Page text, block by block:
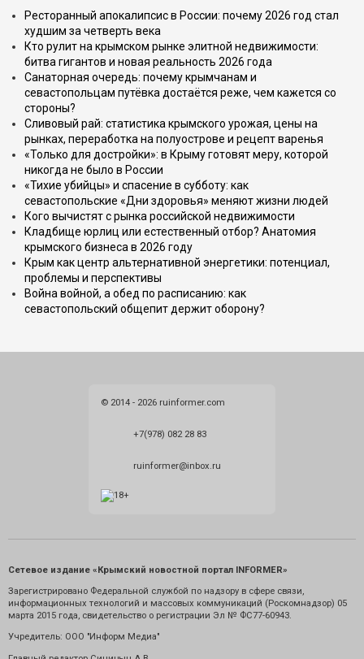
Ресторанный апокалипсис в России: почему 2026 год стал
худшим за четверть века
Кто рулит на крымском рынке элитной недвижимости:
битва гигантов и новая реальность 2026 года
Санаторная очередь: почему крымчанам и
севастопольцам путёвка достаётся реже, чем кажется со
стороны?
Сливовый рай: статистика крымского урожая, цены на
рынках, переработка на полуострове и рецепт варенья
«Только для достройки»: в Крыму готовят меру, которой
никогда не было в России
«Тихие убийцы» и спасение в субботу: как
севастопольские «Дни здоровья» меняют жизни людей
Кого вычистят с рынка российской недвижимости
Кладбище юрлиц или естественный отбор? Анатомия
крымского бизнеса в 2026 году
Крым как центр альтернативной энергетики: потенциал,
проблемы и перспективы
Война войной, а обед по расписанию: как
севастопольский общепит держит оборону?
© 2014 - 2026 ruinformer.com
+7(978) 082 28 83
ruinformer@inbox.ru
Сетевое издание «Крымский новостной портал INFORMER»
Зарегистрировано Федеральной службой по надзору в сфере связи,
информационных технологий и массовых коммуникаций (Роскомнадзор) 05
марта 2015 года, свидетельство о регистрации Эл № ФС77-60943.
Учредитель: ООО "Информ Медиа"